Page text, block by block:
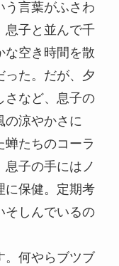
う言葉がふさわ
息子と並んで千
な空き時間を散
った。だが、夕
さなど、息子の
の涼やかさに
蝉たちのコーラ
息子の手にはノ
に保健。定期考
そしんでいるの
。何やらブツブ